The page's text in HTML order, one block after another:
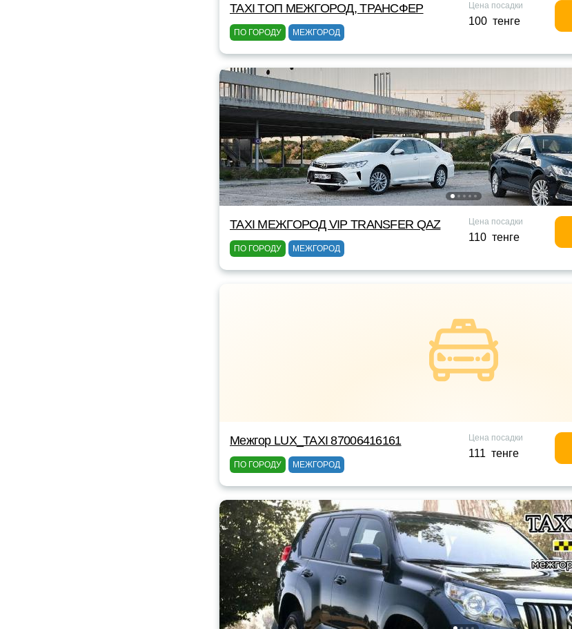
TAXI TOП МЕЖГОРОД, ТРАНСФЕР
ПО ГОРОДУ МЕЖГОРОД
Цена посадки
100 тенге
TAXI МЕЖГОРОД VIP TRANSFER QАZ
ПО ГОРОДУ МЕЖГОРОД
Цена посадки
110 тенге
Межгор LUX_TAXI 87006416161
ПО ГОРОДУ МЕЖГОРОД
Цена посадки
111 тенге